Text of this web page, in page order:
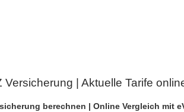
Versicherung | Aktuelle Tarife
berechnen | Online Vergleich mit